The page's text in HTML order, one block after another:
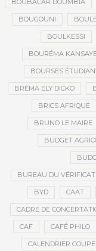
BOUBACAR DOUMBIA
BOUGOUNI
BOULKESSI
BOURÉMA
BOURSES
BRÉMA ELY DICKO
BRICS AFRIQUE
BRUNO LE MAIRE
BUDGET
BUREAU DU
BYD CAAT
CADRE DE
CAF CAFÉ PHILO
CALENDRIER